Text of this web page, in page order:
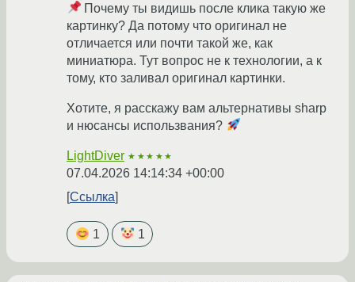
Почему ты видишь после клика такую же
картинку? Да потому что оригинал не
отличается или почти такой же, как
миниатюра. Тут вопрос не к технологии, а к
тому, кто заливал оригинал картинки.
Хотите, я расскажу вам альтернативы sharp
и нюсансы использвания?
LightDiver ★★★★★
07.04.2026 14:14:34 +00:00
Ссылка
1 1